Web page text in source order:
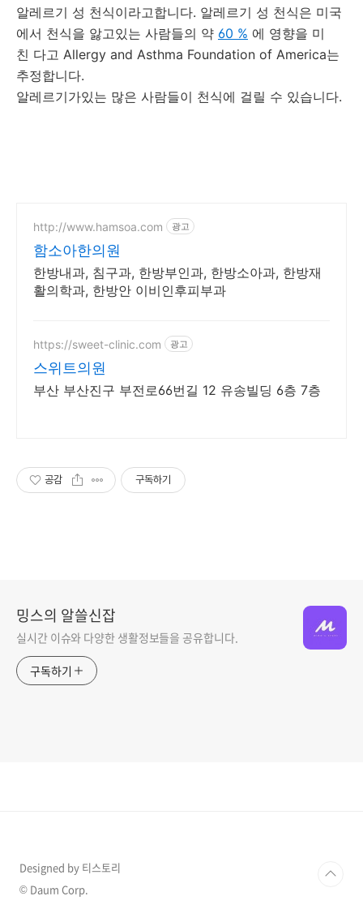
알레르기 성 천식이라고합니다. 알레르기 성 천식은 미국
에서 천식을 앓고있는 사람들의 약 60 % 에 영향을 미
친 다고 Allergy and Asthma Foundation of America는
추정합니다.
알레르기가있는 많은 사람들이 천식에 걸릴 수 있습니다.
http://www.hamsoa.com 광고
함소아한의원
한방내과, 침구과, 한방부인과, 한방소아과, 한방재
활의학과, 한방안 이비인후피부과
https://sweet-clinic.com 광고
스위트의원
부산 부산진구 부전로66번길 12 유송빌딩 6층 7층
공감 구독하기
밍스의 알쓸신잡
실시간 이슈와 다양한 생활정보들을 공유합니다.
구독하기
Designed by 티스토리
© Daum Corp.